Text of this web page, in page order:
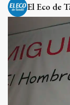
El Eco de